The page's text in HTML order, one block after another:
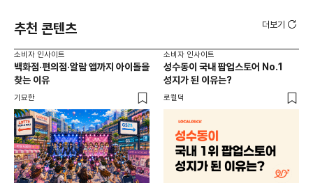
추천 콘텐츠 더보기
소비자 인사이트
백화점·편의점·알람 앱까지 아이돌을
찾는 이유
기묘한
소비자 인사이트
성수동이 국내 팝업스토어 No.1
성지가 된 이유는?
로컬덕